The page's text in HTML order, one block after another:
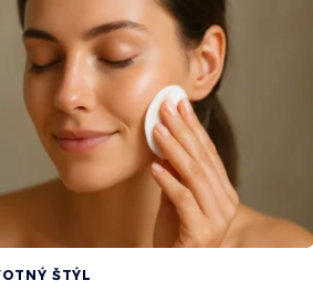
ŠTÝL